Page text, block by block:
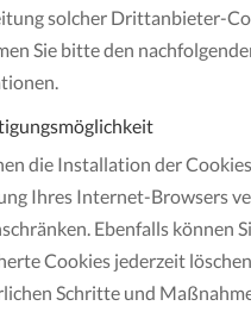
solcher Drittanbieter-
Sie bitte den
die Installation der
Ihres Internet-Browsers
Ebenfalls können
Cookies jederzeit
Schritte und